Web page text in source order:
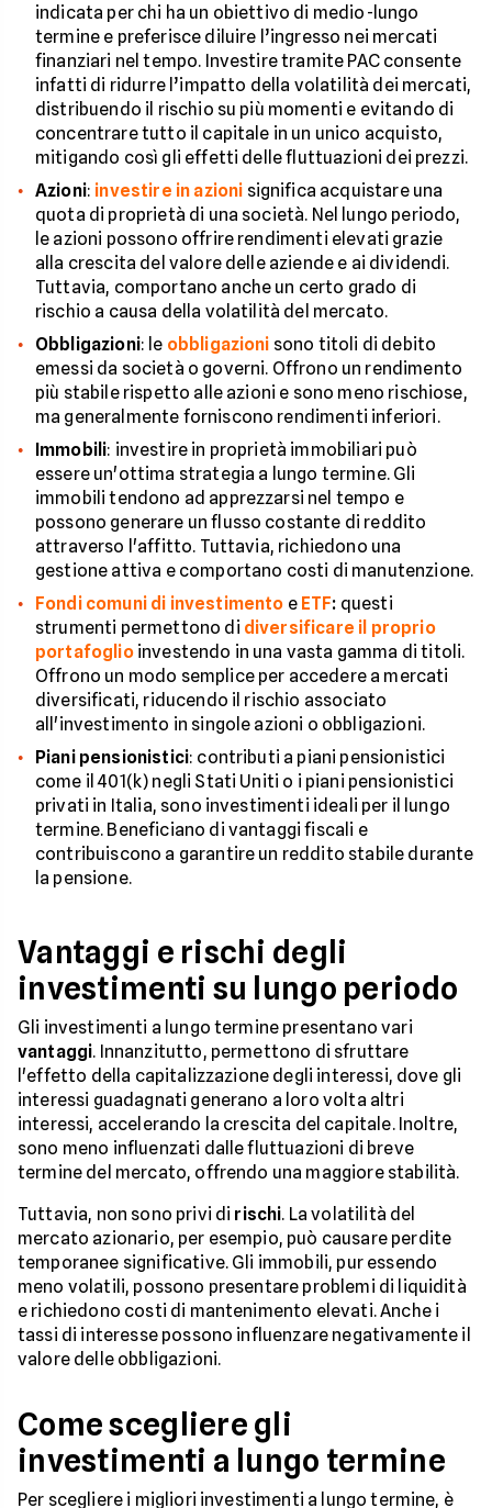
indicata per chi ha un obiettivo di medio-lungo
termine e preferisce diluire l’ingresso nei mercati
finanziari nel tempo. Investire tramite PAC consente
infatti di ridurre l’impatto della volatilità dei mercati,
distribuendo il rischio su più momenti e evitando di
concentrare tutto il capitale in un unico acquisto,
mitigando così gli effetti delle fluttuazioni dei prezzi.
Azioni: investire in azioni significa acquistare una
quota di proprietà di una società. Nel lungo periodo,
le azioni possono offrire rendimenti elevati grazie
alla crescita del valore delle aziende e ai dividendi.
Tuttavia, comportano anche un certo grado di
rischio a causa della volatilità del mercato.
Obbligazioni: le obbligazioni sono titoli di debito
emessi da società o governi. Offrono un rendimento
più stabile rispetto alle azioni e sono meno rischiose,
ma generalmente forniscono rendimenti inferiori.
Immobili: investire in proprietà immobiliari può
essere un'ottima strategia a lungo termine. Gli
immobili tendono ad apprezzarsi nel tempo e
possono generare un flusso costante di reddito
attraverso l'affitto. Tuttavia, richiedono una
gestione attiva e comportano costi di manutenzione.
Fondi comuni di investimento e ETF: questi
strumenti permettono di diversificare il proprio
portafoglioinvestendo in una vasta gamma di titoli.
Offrono un modo semplice per accedere a mercati
diversificati, riducendo il rischio associato
all'investimento in singole azioni o obbligazioni.
Piani pensionistici: contributi a piani pensionistici
come il 401(k) negli Stati Uniti o i piani pensionistici
privati in Italia, sono investimenti ideali per il lungo
termine. Beneficiano di vantaggi fiscali e
contribuiscono a garantire un reddito stabile durante
la pensione.
Vantaggi e rischi degli
investimenti su lungo periodo
Gli investimenti a lungo termine presentano vari
vantaggi. Innanzitutto, permettono di sfruttare
l'effetto della capitalizzazione degli interessi, dove gli
interessi guadagnati generano a loro volta altri
interessi, accelerando la crescita del capitale. Inoltre,
sono meno influenzati dalle fluttuazioni di breve
termine del mercato, offrendo una maggiore stabilità.
Tuttavia, non sono privi di rischi. La volatilità del
mercato azionario, per esempio, può causare perdite
temporanee significative. Gli immobili, pur essendo
meno volatili, possono presentare problemi di liquidità
e richiedono costi di mantenimento elevati. Anche i
tassi di interesse possono influenzare negativamente il
valore delle obbligazioni.
Come scegliere gli
investimenti a lungo termine
Per scegliere i migliori investimenti a lungo termine, è